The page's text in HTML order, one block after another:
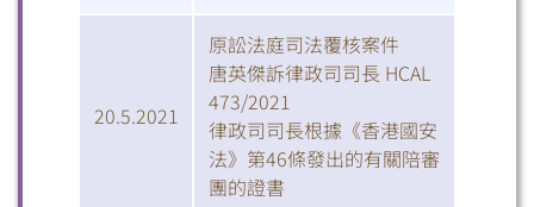
20.5.2021
原訟法庭司法覆核案件
唐英傑訴律政司司長 HCAL
473/2021
律政司司長根據《香港國安
法》第46條發出的有關陪審
團的證書